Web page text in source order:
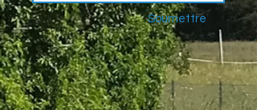
Soumettre